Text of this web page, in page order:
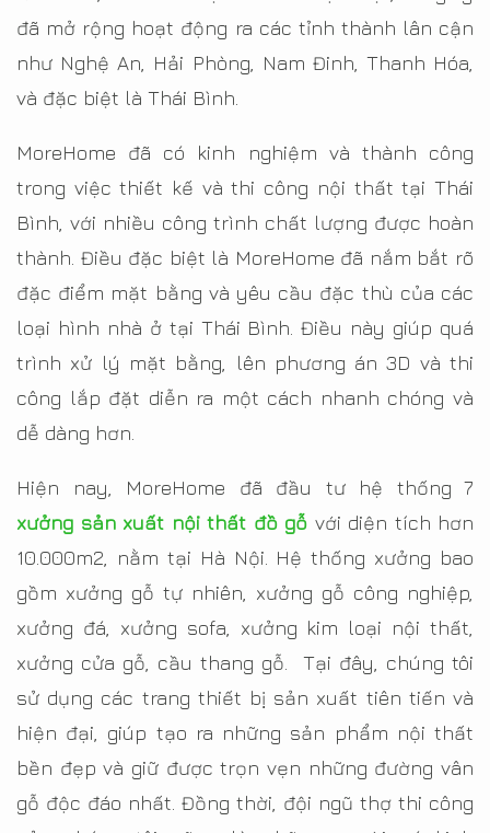
đã mở rộng hoạt động ra các tỉnh thành lân cận
như Nghệ An, Hải Phòng, Nam Đinh, Thanh Hóa,
và đặc biệt là Thái Bình.
MoreHome đã có kinh nghiệm và thành công
trong việc thiết kế và thi công nội thất tại Thái
Bình, với nhiều công trình chất lượng được hoàn
thành. Điều đặc biệt là MoreHome đã nắm bắt rõ
đặc điểm mặt bằng và yêu cầu đặc thù của các
loại hình nhà ở tại Thái Bình. Điều này giúp quá
trình xử lý mặt bằng, lên phương án 3D và thi
công lắp đặt diễn ra một cách nhanh chóng và
dễ dàng hơn.
Hiện nay, MoreHome đã đầu tư hệ thống 7
xưởng sản xuất nội thất đồ gỗ với diện tích hơn
10.000m2, nằm tại Hà Nội. Hệ thống xưởng bao
gồm xưởng gỗ tự nhiên, xưởng gỗ công nghiệp,
xưởng đá, xưởng sofa, xưởng kim loại nội thất,
xưởng cửa gỗ, cầu thang gỗ. Tại đây, chúng tôi
sử dụng các trang thiết bị sản xuất tiên tiến và
hiện đại, giúp tạo ra những sản phẩm nội thất
bền đẹp và giữ được trọn vẹn những đường vân
gỗ độc đáo nhất. Đồng thời, đội ngũ thợ thi công